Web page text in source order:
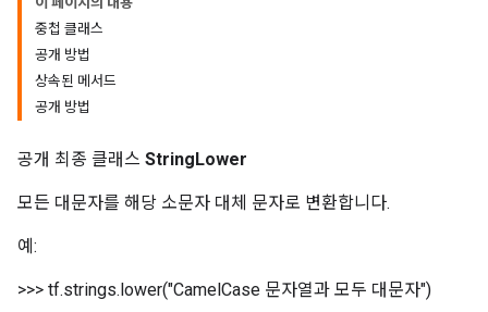
중첩 클래스
공개 방법
상속된 메서드
공개 방법
공개 최종 클래스 StringLower
모든 대문자를 해당 소문자 대체 문자로 변환합니다.
예:
>>> tf.strings.lower("CamelCase 문자열과 모두 대문자")